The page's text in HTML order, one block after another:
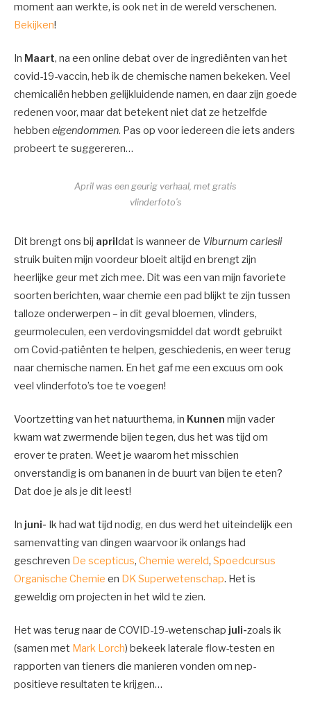
moment aan werkte, is ook net in de wereld verschenen.
Bekijken!
In Maart, na een online debat over de ingrediënten van het
covid-19-vaccin, heb ik de chemische namen bekeken. Veel
chemicaliën hebben gelijkluidende namen, en daar zijn goede
redenen voor, maar dat betekent niet dat ze hetzelfde
hebben eigendommen. Pas op voor iedereen die iets anders
probeert te suggereren…
April was een geurig verhaal, met gratis
vlinderfoto’s
Dit brengt ons bij aprildat is wanneer de Viburnum carlesii
struik buiten mijn voordeur bloeit altijd en brengt zijn
heerlijke geur met zich mee. Dit was een van mijn favoriete
soorten berichten, waar chemie een pad blijkt te zijn tussen
talloze onderwerpen – in dit geval bloemen, vlinders,
geurmoleculen, een verdovingsmiddel dat wordt gebruikt
om Covid-patiënten te helpen, geschiedenis, en weer terug
naar chemische namen. En het gaf me een excuus om ook
veel vlinderfoto’s toe te voegen!
Voortzetting van het natuurthema, in Kunnen mijn vader
kwam wat zwermende bijen tegen, dus het was tijd om
erover te praten. Weet je waarom het misschien
onverstandig is om bananen in de buurt van bijen te eten?
Dat doe je als je dit leest!
In juni- Ik had wat tijd nodig, en dus werd het uiteindelijk een
samenvatting van dingen waarvoor ik onlangs had
geschreven De scepticus, Chemie wereld, Spoedcursus
Organische Chemie en DK Superwetenschap. Het is
geweldig om projecten in het wild te zien.
Het was terug naar de COVID-19-wetenschap juli-zoals ik
(samen met Mark Lorch) bekeek laterale flow-testen en
rapporten van tieners die manieren vonden om nep-
positieve resultaten te krijgen…